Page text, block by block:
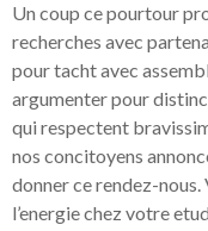
Un coup ce pourtour
recherches avec
pour tacht avec
argumenter pour
qui respectent
nos concitoyens
donner ce rendez-
l’energie chez votre